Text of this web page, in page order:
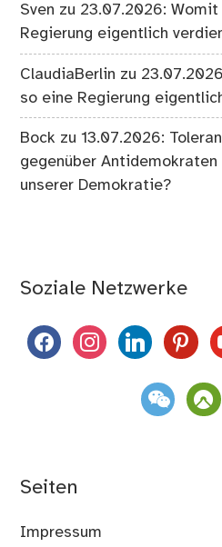
Sven zu 23.07.2026:
Regierung eigentlich
ClaudiaBerlin zu
so eine Regierung
Bock zu13.07.2026:
gegenüber
unserer Demokratie?
Soziale Netzwerke
facebookinstagramlinkedin
weixin
Seiten
Impressum